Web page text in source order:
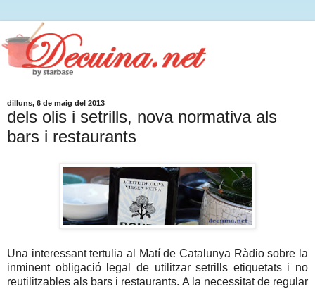
dilluns, 6 de maig del 2013
dels olis i setrills, nova normativa als
bars i restaurants
Una interessant tertulia al Matí de Catalunya Ràdio sobre la
inminent obligació legal de utilitzar setrills etiquetats i no
reutilitzables als bars i restaurants. A la necessitat de regular